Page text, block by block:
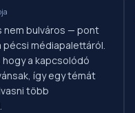
nem bulváros — pont
pécsi médiapalettáról.
a kapcsolódó
így egy témát
több